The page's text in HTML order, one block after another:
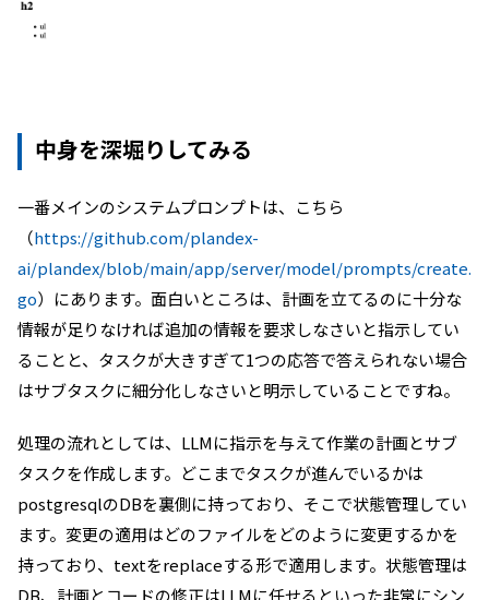
中身を深堀りしてみる
一番メインのシステムプロンプトは、こちら
（https://github.com/plandex-
ai/plandex/blob/main/app/server/model/prompts/create.
go）にあります。面白いところは、計画を立てるのに十分な
情報が足りなければ追加の情報を要求しなさいと指示してい
ることと、タスクが大きすぎて1つの応答で答えられない場合
はサブタスクに細分化しなさいと明示していることですね。
処理の流れとしては、LLMに指示を与えて作業の計画とサブ
タスクを作成します。どこまでタスクが進んでいるかは
postgresqlのDBを裏側に持っており、そこで状態管理してい
ます。変更の適用はどのファイルをどのように変更するかを
持っており、textをreplaceする形で適用します。状態管理は
DB、計画とコードの修正はLLMに任せるといった非常にシン